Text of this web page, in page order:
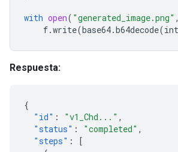
with open( "generated_image.png" ,
f.write(base64.b64decode(
Respuesta:
{
"id" : "v1_Chd..." ,
"status" : "completed" ,
"steps" :
[